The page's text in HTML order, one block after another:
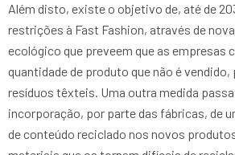
Além disto, existe o objetivo de, até de
restrições à Fast Fashion, através de
ecológico que preveem que as empresas
quantidade de produto que não é
resíduos têxteis. Uma outra medida
incorporação, por parte das fábricas, de
de conteúdo reciclado nos novos